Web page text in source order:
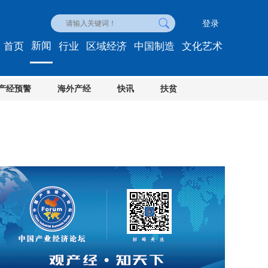
登录
首页 新闻
经预警 海外产经 快讯 扶贫
行业 区域经济 中国制造 文化艺术